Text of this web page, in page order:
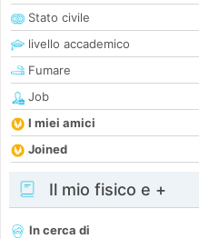
Stato civile
livello accademico
Fumare
Job
I miei amici
Joined
Il mio fisico e +
In cerca di